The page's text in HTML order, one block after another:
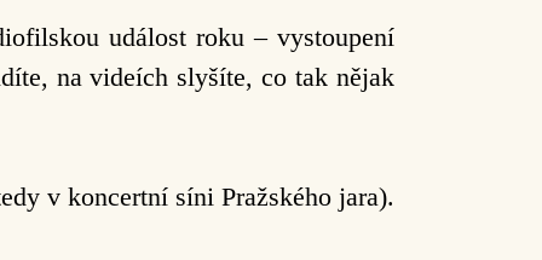
událost roku – vystoupení
na videích slyšíte, co tak nějak
v koncertní síni Pražského jara).